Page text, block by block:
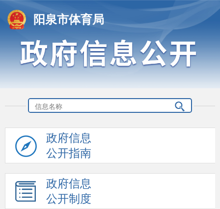
阳泉市体育局
政府信息
公开指南
政府信息
公开制度